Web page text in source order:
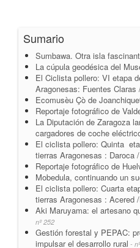
Sumario
Sumbawa. Otra isla
La cúpula geodésica del
El Ciclista pollero: VI etapa
Aragonesas: Fuentes Claras
Ecomusèu Çò de
Reportaje fotográfico de
La Diputación de Zaragoza
cargadores de coche
El ciclista pollero: Quinta
tierras Aragonesas : Daroca
Reportaje fotográfico de
Mobedula, continuando un
El ciclista pollero: Cuarta
tierras Aragonesas : Acered
Aki Maruyama: el artesano
nº 252
Gestión forestal y PEPAC:
impulsar el desarrollo rural -